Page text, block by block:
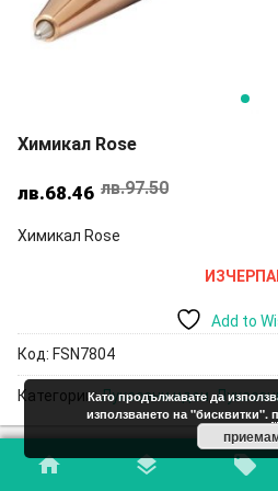
home layers local_offer
Химикал Rose
лв.97.50Original
лв.68.46
Текущата
Химикал Rose
Add to
Код: FSN7804
Категории:Луксозни идеи,
Като продължавате да
използването на "бисквитки".